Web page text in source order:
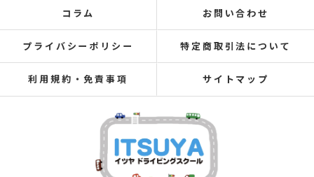
コラム お問い合わせ
プライバシーポリシー 特定商取引法について
利用規約・免責事項 サイトマップ